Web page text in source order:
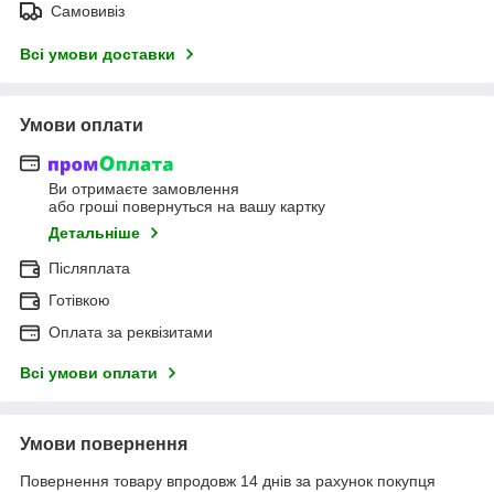
Самовивіз
Всі умови доставки
Умови оплати
Ви отримаєте замовлення
або гроші повернуться на вашу картку
Детальніше
Післяплата
Готівкою
Оплата за реквізитами
Всі умови оплати
Умови повернення
Повернення товару впродовж 14 днів за рахунок покупця